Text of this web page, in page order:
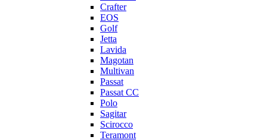
Crafter
EOS
Golf
Jetta
Lavida
Magotan
Multivan
Passat
Passat CC
Polo
Sagitar
Scirocco
Teramont